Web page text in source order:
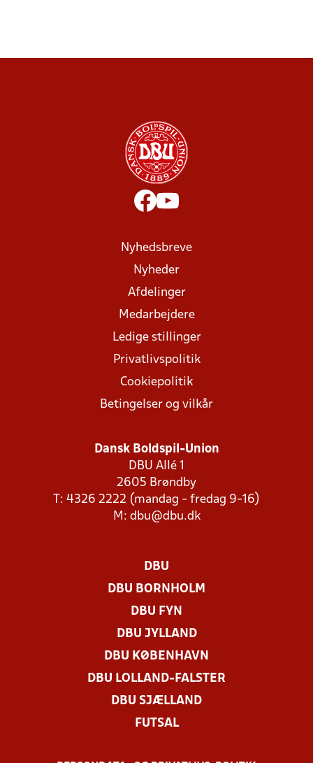
Nyhedsbreve
Nyheder
Afdelinger
Medarbejdere
Ledige stillinger
Privatlivspolitik
Cookiepolitik
Betingelser og vilkår
Dansk Boldspil-Union
DBU Allé 1
2605 Brøndby
T: 4326 2222 (mandag - fredag 9-16)
M: dbu@dbu.dk
DBU
DBU BORNHOLM
DBU FYN
DBU JYLLAND
DBU KØBENHAVN
DBU LOLLAND-FALSTER
DBU SJÆLLAND
FUTSAL